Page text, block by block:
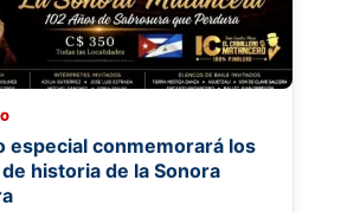
especial conmemorará los
historia de la Sonora